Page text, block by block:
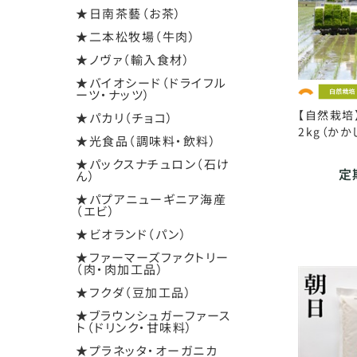
★日南茶藝（お茶）
★二本松牧場（牛肉）
★ノヴァ（輸入食材）
★バイオシード（ドライフル
ーツ・ナッツ）
★パカリ（チョコ）
★光食品（調味料・飲料）
★パックスナチュロン（石け
ん）
★パプアニューギニア海産
（エビ）
★ビオランド（パン）
★ファーマーズファクトリー
（肉・肉加工品）
★フクダ（豆加工品）
★ブラウンシュガーファース
ト（ドリンク・甘味料）
★プラネッタ・オーガニカ
【自然栽
2kg（かか